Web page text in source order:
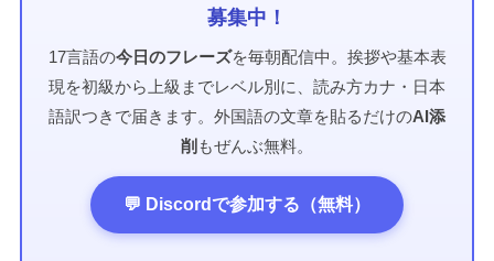
募集中！
17言語の今日のフレーズを毎朝配信中。挨拶や基本表
現を初級から上級までレベル別に、読み方カナ・日本
語訳つきで届きます。外国語の文章を貼るだけのAI添
削 もぜんぶ無料。
💬 Discordで参加する（無料）